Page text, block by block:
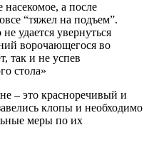
а после
“тяжел на подъем”.
удается увернуться
ворочающегося во
так и не успев
стола»
– это красноречивый и
клопы и необходимо
меры по их